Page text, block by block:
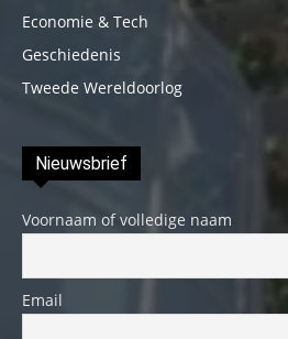
Economie & Tech
Geschiedenis
Tweede Wereldoorlog
Nieuwsbrief
Voornaam of volledige naam
Email